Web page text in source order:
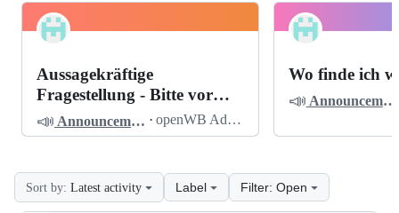
openWB
Discussions
Pinned
Aussagekräftige
Fragestellung - Bitte vor
dem Posten lesen
📣 Announcements · openWB Admin
Wo finde ich
📣 Announcements
Sort by: Latest activity Label Filter: Open